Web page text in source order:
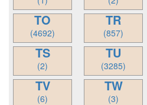
TO
(4692)
TR
(857)
TS
(2)
TU
(3285)
TV
(6)
TW
(3)